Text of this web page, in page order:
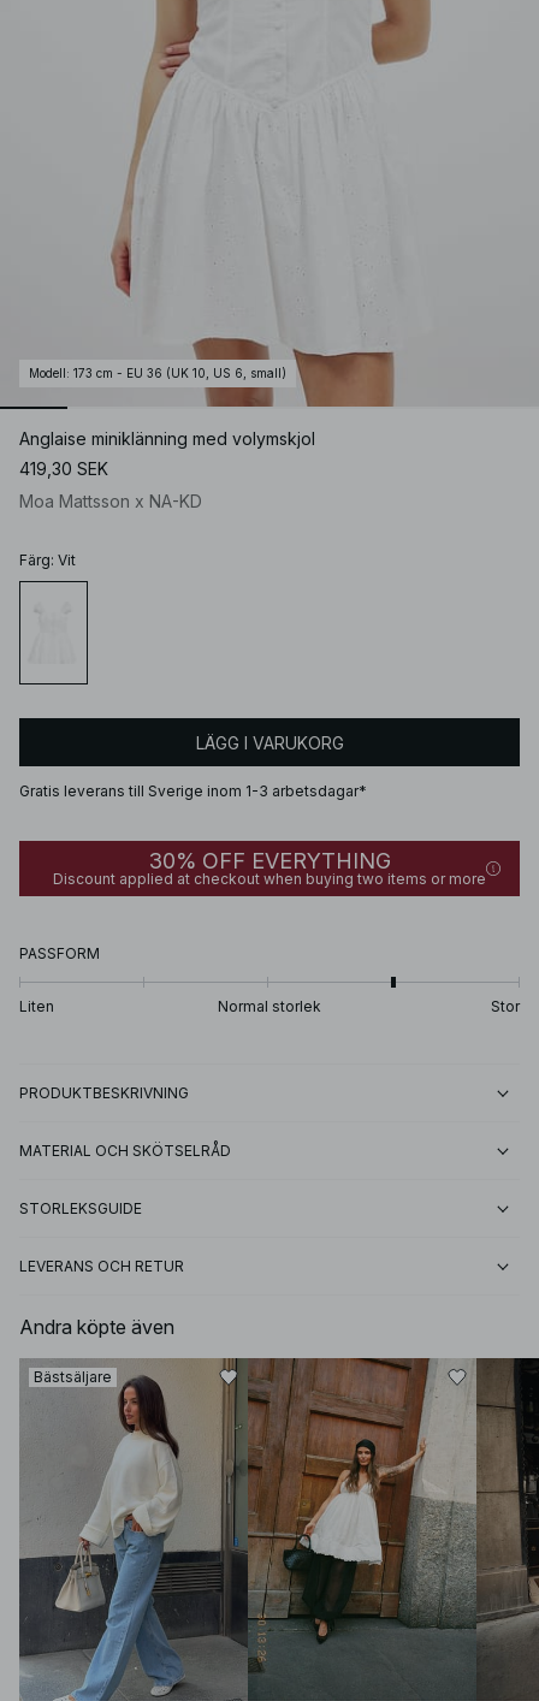
Modell : 173 cm - EU 36 (UK 10, US 6, small)
Anglaise miniklänning med volymskjol
419,30 SEK
Moa Mattsson x NA-KD
Färg: Vit
LÄGG I VARUKORG
Gratis leverans till Sverige inom 1-3 arbetsdagar*
30% OFF EVERYTHING
Discount applied at checkout when buying two items or more
PASSFORM
Liten Normal storlek Stor
PRODUKTBESKRIVNING
MATERIAL OCH SKÖTSELRÅD
STORLEKSGUIDE
LEVERANS OCH RETUR
Andra köpte även
Bästsäljare